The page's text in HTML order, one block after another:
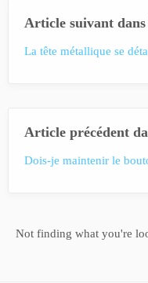
Article suivant
La tête métallique se
Article précédent
Dois-je maintenir le
Not finding what you're